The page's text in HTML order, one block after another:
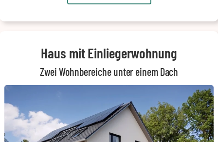
Haus mit Einliegerwohnung
Zwei Wohnbereiche unter einem Dach